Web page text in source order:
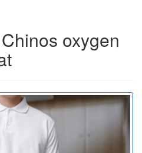
oxygen